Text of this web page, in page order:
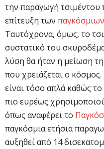
την παραγωγή τσιμέντου
επίτευξη των
Ταυτόχρονα, όμως, το
συστατικό του
λύση θα ήταν η μείωση
που χρειάζεται ο
είναι τόσο απλά καθώς
πιο ευρέως
όπως αναφέρει το
παγκόσμια ετήσια
αυξηθεί από 14